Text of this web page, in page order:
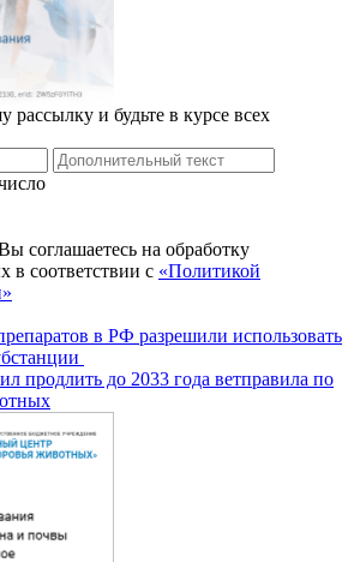
и будьте в курсе всех
соглашаетесь на обработку
в соответствии с «Политикой
в РФ разрешили использовать
продлить до 2033 года ветправила по